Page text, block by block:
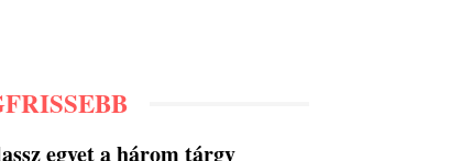
egyet a három tárgy